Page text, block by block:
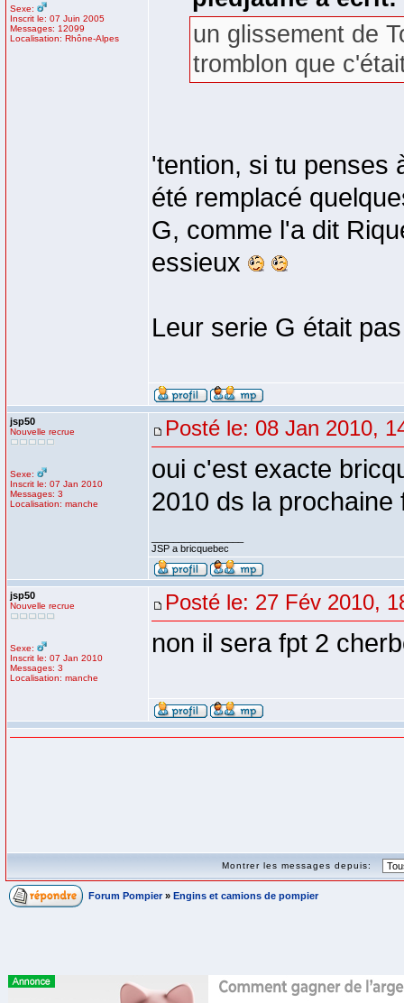
Sexe:
Inscrit le: 07 Juin 2005
Messages: 12099
Localisation: Rhône-Alpes
un glissement de
tromblon que
'tention, si tu penses
été remplacé
G, comme l'a dit
essieux
Leur serie G était
jsp50
Nouvelle recrue
Sexe:
Inscrit le: 07 Jan 2010
Messages: 3
Localisation: manche
Posté le: 08 Jan 2010,
oui c'est exacte
2010 ds la prochaine
JSP a bricquebec
jsp50
Nouvelle recrue
Sexe:
Inscrit le: 07 Jan 2010
Messages: 3
Localisation: manche
Posté le: 27 Fév 2010,
non il sera fpt 2
Montrer les messages depuis:
Forum Pompier » Engins et camions de pompier